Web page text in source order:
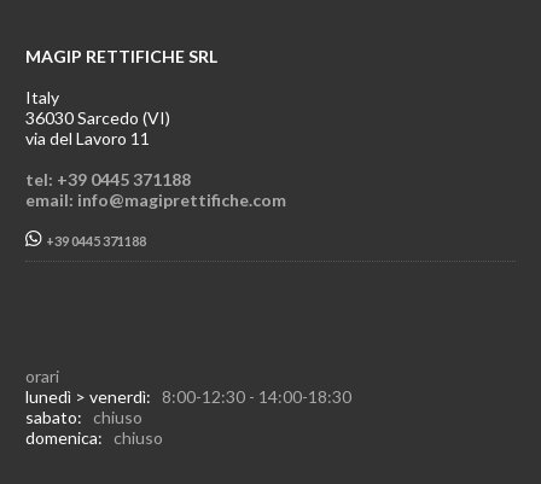
MAGIP RETTIFICHE SRL
Italy
36030 Sarcedo (VI)
via del Lavoro 11
tel: +39 0445 371188
email: info@magiprettifiche.com
+39 0445 371188
orari
lunedì > venerdì: 8:00-12:30 - 14:00-18:30
sabato: chiuso
domenica: chiuso